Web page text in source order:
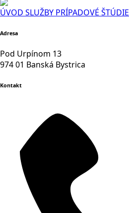
ÚVOD SLUŽBY PRÍPADOVÉ ŠTÚDIE
Adresa
Pod Urpínom 13
974 01 Banská Bystrica
Kontakt